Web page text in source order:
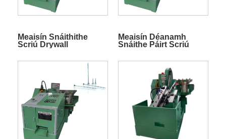
Meaisín Snáithithe
Scriú Drywall
Meaisín Déanamh
Snáithe Páirt Scriú